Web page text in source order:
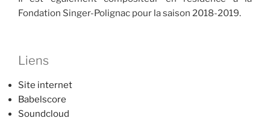
Fondation Singer-Polignac pour la saison 2018-2019.
Liens
Site internet
Babelscore
Soundcloud